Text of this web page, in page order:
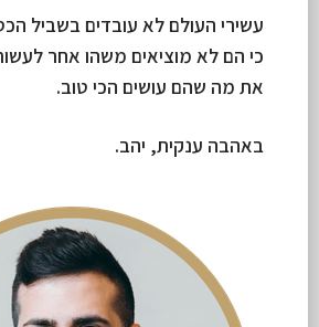
עשירי העולם לא עובדים בשביל
כי הם לא מוציאים משהו אחר
את מה שהם עושים הכי טוב.
באהבה ענקית, יהב.